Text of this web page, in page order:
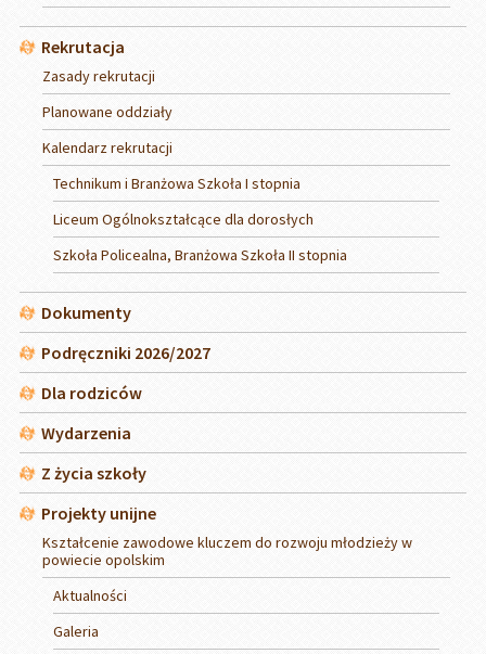
Rekrutacja
Zasady rekrutacji
Planowane oddziały
Kalendarz rekrutacji
Technikum i Branżowa Szkoła I stopnia
Liceum Ogólnokształcące dla dorosłych
Szkoła Policealna, Branżowa Szkoła II stopnia
Dokumenty
Podręczniki 2026/2027
Dla rodziców
Wydarzenia
Z życia szkoły
Projekty unijne
Kształcenie zawodowe kluczem do rozwoju młodzieży w
powiecie opolskim
Aktualności
Galeria